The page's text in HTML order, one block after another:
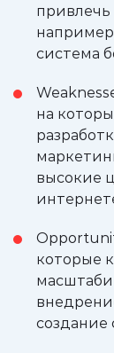
система
на
высокие
которые